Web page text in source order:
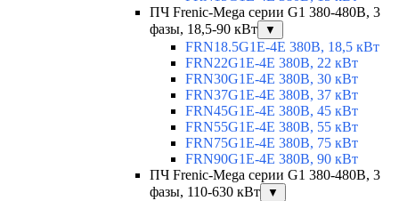
ПЧ Frenic-Mega серии G1 380-480В, 3
фазы, 18,5-90 кВт
▼
FRN18.5G1E-4E 380В, 18,5 кВт
FRN22G1E-4E 380В, 22 кВт
FRN30G1E-4E 380В, 30 кВт
FRN37G1E-4E 380В, 37 кВт
FRN45G1E-4E 380В, 45 кВт
FRN55G1E-4E 380В, 55 кВт
FRN75G1E-4E 380В, 75 кВт
FRN90G1E-4E 380В, 90 кВт
ПЧ Frenic-Mega серии G1 380-480В, 3
фазы, 110-630 кВт
▼